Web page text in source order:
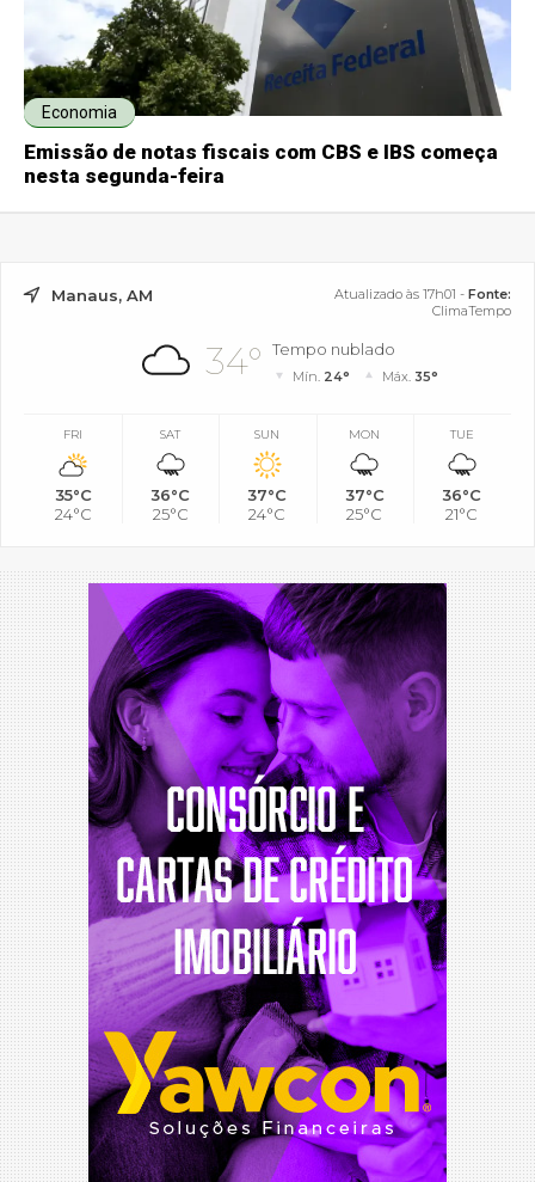
Economia
Emissão de notas fiscais com CBS e IBS começa
nesta segunda-feira
Manaus, AM Atualizado às 17h01 - Fonte:
ClimaTempo
34° Tempo nublado
Mín. 24° Máx. 35°
FRI
35°C
24°C
SAT
36°C
25°C
SUN
37°C
24°C
MON
37°C
25°C
TUE
36°C
21°C